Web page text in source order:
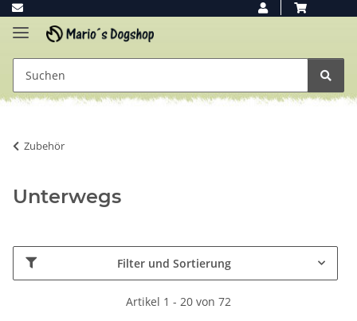
Zubehör
Unterwegs
Filter und Sortierung
Artikel 1 - 20 von 72